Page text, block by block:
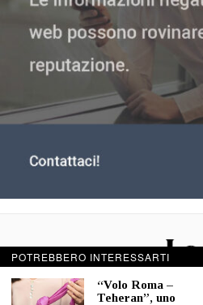
POTREBBERO INTERESSARTI
“Volo Roma –
Teheran”, uno